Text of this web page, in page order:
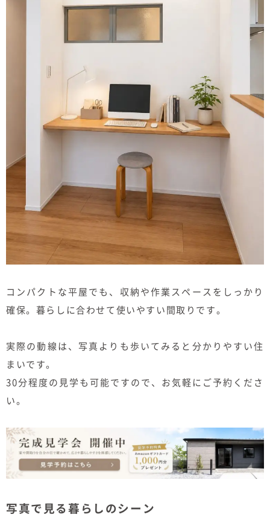
コンパクトな平屋でも、収納や作業スペースをしっかり
確保。暮らしに合わせて使いやすい間取りです。
実際の動線は、写真よりも歩いてみると分かりやすい住
まいです。
30分程度の見学も可能ですので、お気軽にご予約くださ
い。
写真で見る暮らしのシーン